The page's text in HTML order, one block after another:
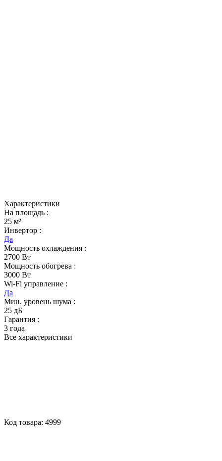
Характеристики
На площадь :
25 м²
Инвертор :
Да
Мощность охлаждения :
2700 Вт
Мощность обогрева :
3000 Вт
Wi-Fi управление :
Да
Мин. уровень шума :
25 дБ
Гарантия :
3 года
Все характеристики
Код товара: 4999